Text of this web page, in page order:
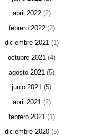
abril 2022(2)
febrero 2022(2)
diciembre 2021(1)
octubre 2021 (4)
agosto 2021 (5)
junio 2021 (5)
abril 2021(2)
febrero 2021(1)
diciembre 2020(5)